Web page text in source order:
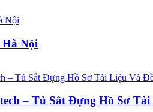
Nội
– Tủ Sắt Đựng Hồ Sơ